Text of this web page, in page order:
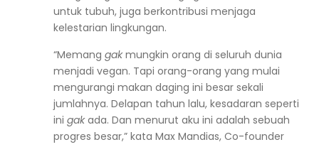
untuk tubuh, juga berkontribusi menjaga
kelestarian lingkungan.
“Memang gakmungkin orang di seluruh dunia
menjadi vegan. Tapi orang-orang yang mulai
mengurangi makan daging ini besar sekali
jumlahnya. Delapan tahun lalu, kesadaran seperti
ini gakada. Dan menurut aku ini adalah sebuah
progres besar,” kata Max Mandias, Co-founder